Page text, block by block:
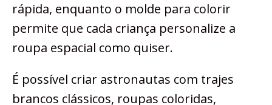
rápida, enquanto o molde para colorir
permite que cada criança personalize a
roupa espacial como quiser.
É possível criar astronautas com trajes
brancos clássicos, roupas coloridas,